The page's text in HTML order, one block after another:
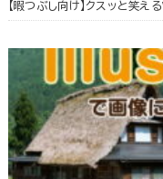
【暇つぶし向け】クスッと笑え